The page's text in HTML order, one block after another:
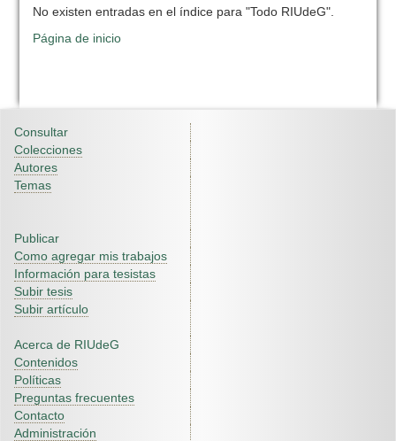
No existen entradas en el índice para "Todo RIUdeG".
Página de inicio
Consultar
Colecciones
Autores
Temas
Publicar
Como agregar mis trabajos
Información para tesistas
Subir tesis
Subir artículo
Acerca de RIUdeG
Contenidos
Políticas
Preguntas frecuentes
Contacto
Administración